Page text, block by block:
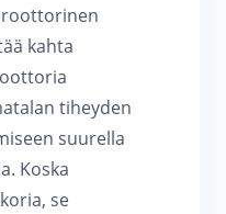
kahta
tiheyden
suurella
Koska
se